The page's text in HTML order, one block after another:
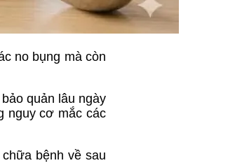
no bụng mà còn
quản lâu ngày
nguy cơ mắc các
bệnh về sau